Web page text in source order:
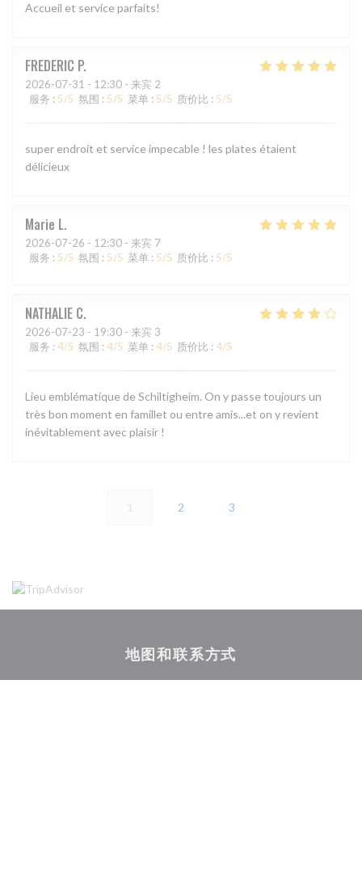
Accueil et service parfaits!
FREDERIC P
2026-07-31 - 12:30 - 来宾 2
服务 : 5/5 氛围 : 5/5 菜单 : 5/5 质价比 : 5/5
super endroit et service impecable ! les plates étaient
délicieux
Marie L
2026-07-26 - 12:30 - 来宾 7
服务 : 5/5 氛围 : 5/5 菜单 : 5/5 质价比 : 5/5
NATHALIE C
2026-07-23 - 19:30 - 来宾 3
服务 : 4/5 氛围 : 4/5 菜单 : 4/5 质价比 : 4/5
Lieu emblématique de Schiltigheim. On y passe toujours un
très bon moment en famillet ou entre amis...et on y revient
inévitablement avec plaisir !
1 2 3
地图和联系方式